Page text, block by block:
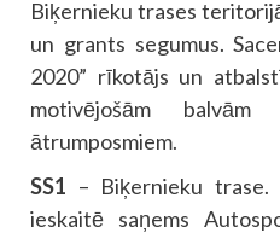
Biķernieku trases
un grants segumus.
2020” rīkotājs un
motivējošām
ātrumposmiem.
SS1 – Biķernieku trase.
ieskaitē saņems